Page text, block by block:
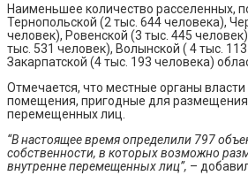
Наименьшее количество расселенных,
Тернопольской (2 тыс. 644 человека),
человек), Ровенской (3 тыс. 445
тыс. 531 человек), Волынской ( 4 тыс.
Закарпатской (4 тыс. 193 человека)
Отмечается, что местные органы
помещения, пригодные для размещения
перемещенных лиц.
“В настоящее время определили 797
собственности, в которых возможно
внутренне перемещенных лиц”, –